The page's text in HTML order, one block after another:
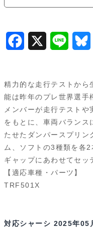
ト
ロ
ン
個
e
b
o
o
k
X
e
精力的な走行テストか
能は昨年のプレ世界選手
メンバーが走行テスト
をもとに、車両バランス
たせたダンパースプリン
ム、ソフトの3種類を各
ギャップにあわせてセッ
【適応車種・パーツ】
TRF501X
対応シャーシ 2025年05